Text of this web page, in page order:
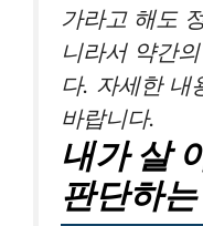
가라고 해도
니라서 약간
다. 자세한 내
바랍니다.
내가 살
판단하는